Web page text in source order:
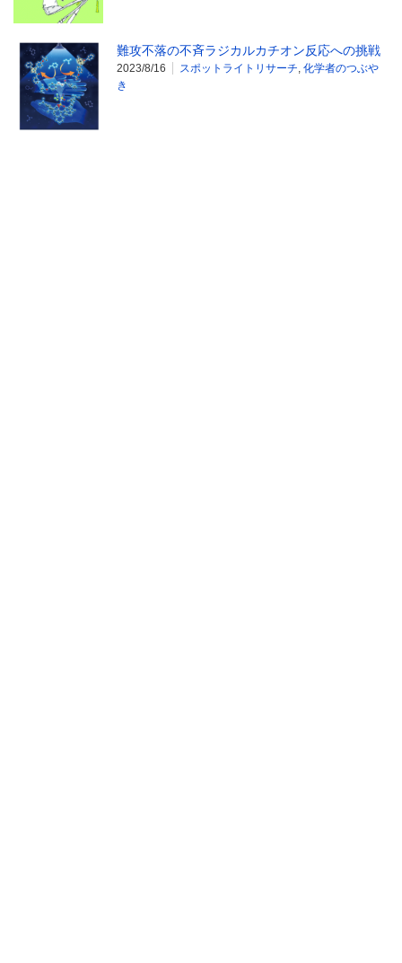
難攻不落の不斉ラジカルカチオン反応への挑戦
2023/8/16 スポットライトリサーチ, 化学者のつぶや
き